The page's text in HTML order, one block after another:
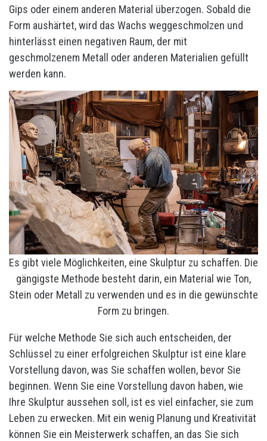
Gips oder einem anderen Material überzogen. Sobald die
Form aushärtet, wird das Wachs weggeschmolzen und
hinterlässt einen negativen Raum, der mit
geschmolzenem Metall oder anderen Materialien gefüllt
werden kann.
Es gibt viele Möglichkeiten, eine Skulptur zu schaffen. Die
gängigste Methode besteht darin, ein Material wie Ton,
Stein oder Metall zu verwenden und es in die gewünschte
Form zu bringen.
Für welche Methode Sie sich auch entscheiden, der
Schlüssel zu einer erfolgreichen Skulptur ist eine klare
Vorstellung davon, was Sie schaffen wollen, bevor Sie
beginnen. Wenn Sie eine Vorstellung davon haben, wie
Ihre Skulptur aussehen soll, ist es viel einfacher, sie zum
Leben zu erwecken. Mit ein wenig Planung und Kreativität
können Sie ein Meisterwerk schaffen, an das Sie sich